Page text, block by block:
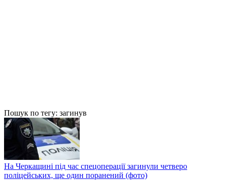
Пошук по тегу: загинув
На Черкащині під час спецоперації загинули четверо
поліцейських, ще один поранений (фото)